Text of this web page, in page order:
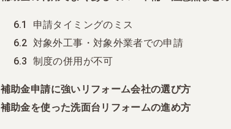
申請タイミングのミス
対象外工事・対象外業者での申請
制度の併用が不可
補助金申請に強いリフォーム会社の選び方
補助金を使った洗面台リフォームの進め方